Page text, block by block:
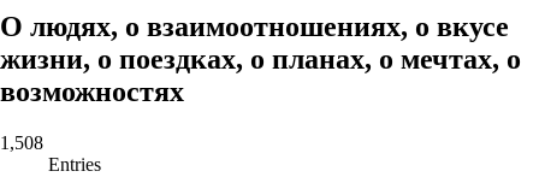
О людях, о взаимоотношениях, о вкусе
жизни, о поездках, о планах, о мечтах, о
возможностях
1,508
Entries